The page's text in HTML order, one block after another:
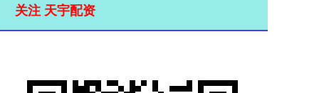
关注 天宇配资